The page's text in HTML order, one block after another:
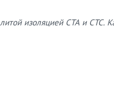
изоляцией СТА и СТС.